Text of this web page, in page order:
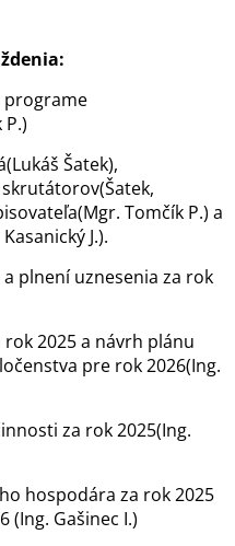
programe
Šatek),
skrutátorov(Šatek,
Tomčík P.) a
J.).
plnení uznesenia za rok
2025 a návrh plánu
pre rok 2026(Ing.
za rok 2025(Ing.
hospodára za rok 2025
(Ing. Gašinec I.)